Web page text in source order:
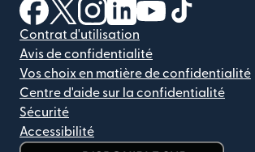
(s'ouvre dans une nouvelle fenêtre)
(s'ouvre dans une nouvelle
(s'ouvre dans une
(s'ouvre dans une
(s'ouvre dans
Contrat d'utilisation
Avis de confidentialité
Vos choix en matière de confidentialité
Centre d'aide sur la confidentialité
Sécurité
Accessibilité